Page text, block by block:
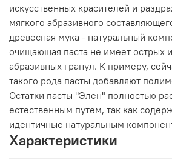
искусственных красителей и
мягкого абразивного
древесная мука - натуральный
очищающая паста не имеет острых
абразивных гранул. К примеру,
такого рода пасты добавляют
Остатки пасты "Элен" полностью
естественным путем, так как
идентичные натуральным
Характеристики